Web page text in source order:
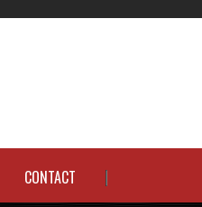
CONTACT